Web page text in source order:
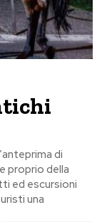
di
proprio della
ed escursioni
una